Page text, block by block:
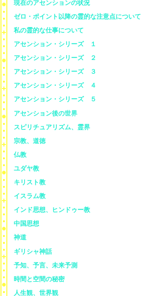
現在のアセンションの状況
ゼロ・ポイント以降の霊的な注意点について
私の霊的な仕事について
アセンション・シリーズ １
アセンション・シリーズ ２
アセンション・シリーズ ３
アセンション・シリーズ ４
アセンション・シリーズ ５
アセンション後の世界
スピリチュアリズム、霊界
宗教、道徳
仏教
ユダヤ教
キリスト教
イスラム教
インド思想、ヒンドゥー教
中国思想
神道
ギリシャ神話
予知、予言、未来予測
時間と空間の秘密
人生観、世界観